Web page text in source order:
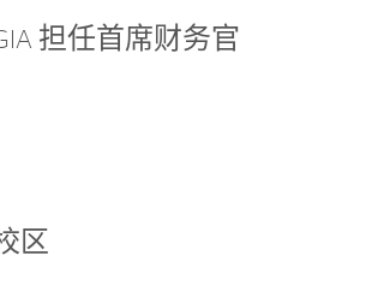
担任首席财务官
区